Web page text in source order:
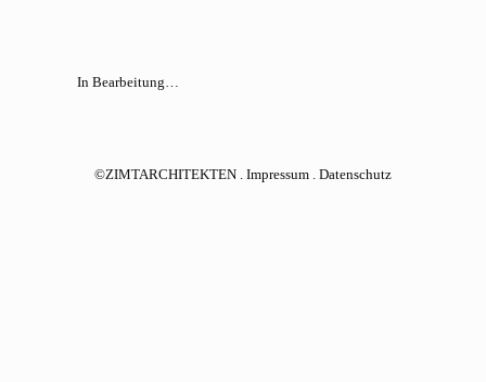
In Bearbeitung…
©ZIMTARCHITEKTEN . Impressum . Datenschutz